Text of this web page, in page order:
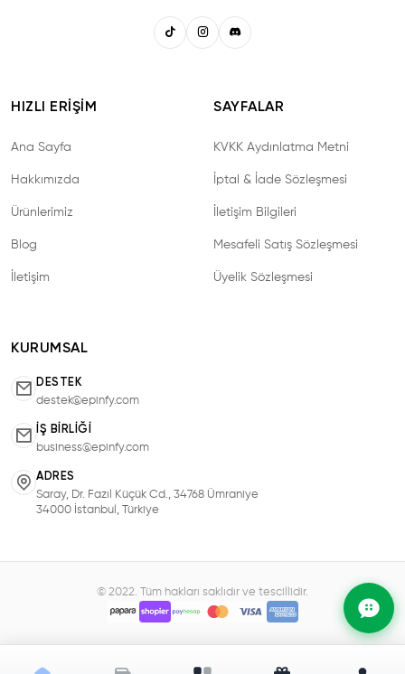
HIZLI ERIŞIM
Ana Sayfa
Hakkımızda
Ürünlerimiz
Blog
İletişim
SAYFALAR
KVKK Aydınlatma Metni
İptal & İade Sözleşmesi
İletişim Bilgileri
Mesafeli Satış Sözleşmesi
Üyelik Sözleşmesi
KURUMSAL
DESTEK
destek@epinfy.com
İŞ BIRLIĞI
business@epinfy.com
ADRES
Saray, Dr. Fazıl Küçük Cd., 34768 Ümraniye
34000 İstanbul, Türkiye
© 2022. Tüm hakları saklıdır ve tescillidir.